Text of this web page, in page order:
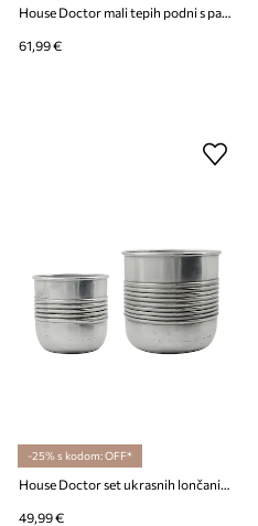
House Doctor mali tepih podni s pamukom 90 x 60 cm
61,99 €
-25% s kodom: OFF*
House Doctor set ukrasnih lončanica od metala
49,99 €